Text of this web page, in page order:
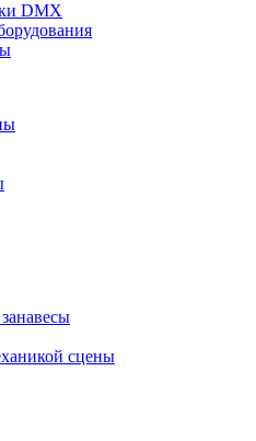
DMX
сцены